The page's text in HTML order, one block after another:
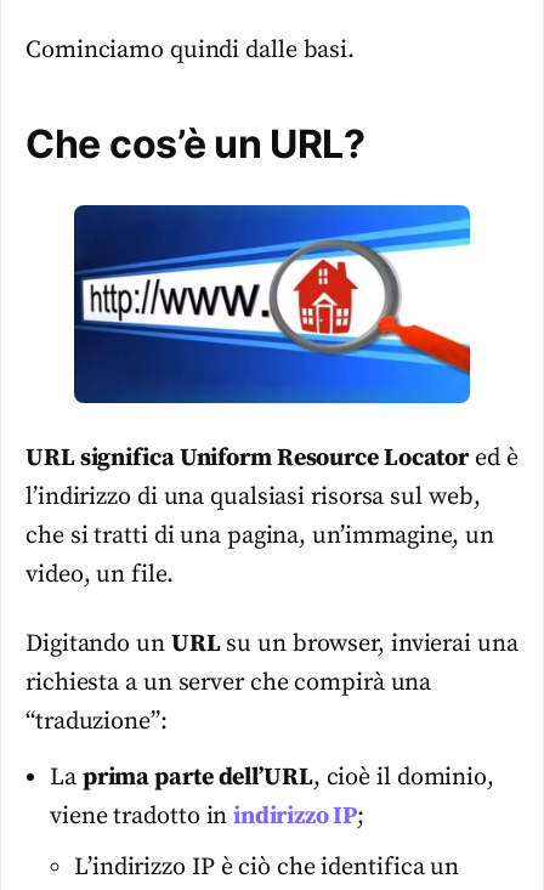
Cominciamo quindi dalle basi.
Che cos’è un URL?
URL significa Uniform Resource Locatored è
l’indirizzo di una qualsiasi risorsa sul web,
che si tratti di una pagina, un’immagine, un
video, un file.
Digitando un URLsu un browser, invierai una
richiesta a un server che compirà una
“traduzione”:
La prima parte dell’URL, cioè il dominio,
viene tradotto inindirizzo IP;
L’indirizzo IP è ciò che identifica un